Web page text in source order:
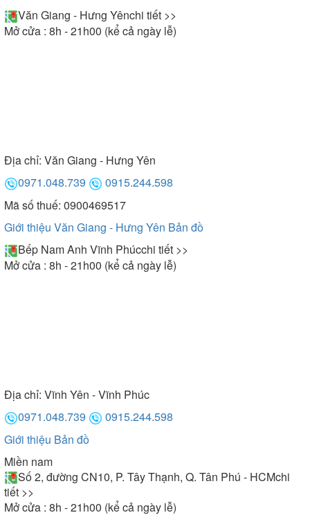
Văn Giang - Hưng Yênchi tiết >>
Mở cửa : 8h - 21h00 (kể cả ngày lễ)
Địa chỉ: Văn Giang - Hưng Yên
0971.048.739
0915.244.598
Mã số thuế: 0900469517
Giới thiệu Văn Giang - Hưng Yên Bản đồ
Bếp Nam Anh Vĩnh Phúcchi tiết >>
Mở cửa : 8h - 21h00 (kể cả ngày lễ)
Địa chỉ: Vĩnh Yên - Vĩnh Phúc
0971.048.739
0915.244.598
Giới thiệu Bản đồ
Miền nam
Số 2, đường CN10, P. Tây Thạnh, Q. Tân Phú - HCMchi
tiết >>
Mở cửa : 8h - 21h00 (kể cả ngày lễ)